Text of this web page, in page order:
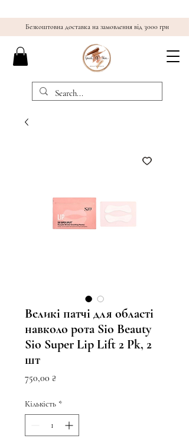
Безкоштовна доставка на замовлення від 3000 грн
Великі патчі для області
навколо рота Sio Beauty
Sio Super Lip Lift 2 Pk, 2
шт
750,00 ₴
Кількість *